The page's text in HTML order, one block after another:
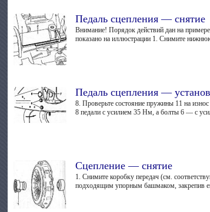
Педаль сцепления — снятие
Внимание! Порядок действий дан на
показано на иллюстрации 1. Снимите
Педаль сцепления —
8. Проверьте состояние пружины 11 на
8 педали с усилием 35 Нм, а болты 6 — с
Сцепление — снятие
1. Снимите коробку передач (см.
подходящим упорным башмаком, закрепив